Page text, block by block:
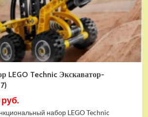
LEGO Technic Экскаватор-
набор LEGO Technic